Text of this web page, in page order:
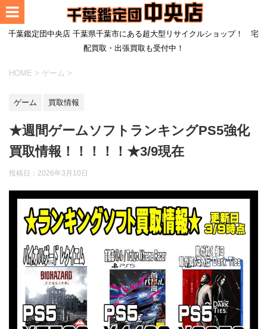
千葉鑑定団中央店 千葉県千葉市にある超大型リサイクルショップ！ 宅
配買取・出張買取も受付中！
HOME > ゲーム >
ゲーム 買取情報
★週間ゲームソフトランキングPS5強化
買取情報！！！！！★3/9現在
投稿日： 2026年3月10日